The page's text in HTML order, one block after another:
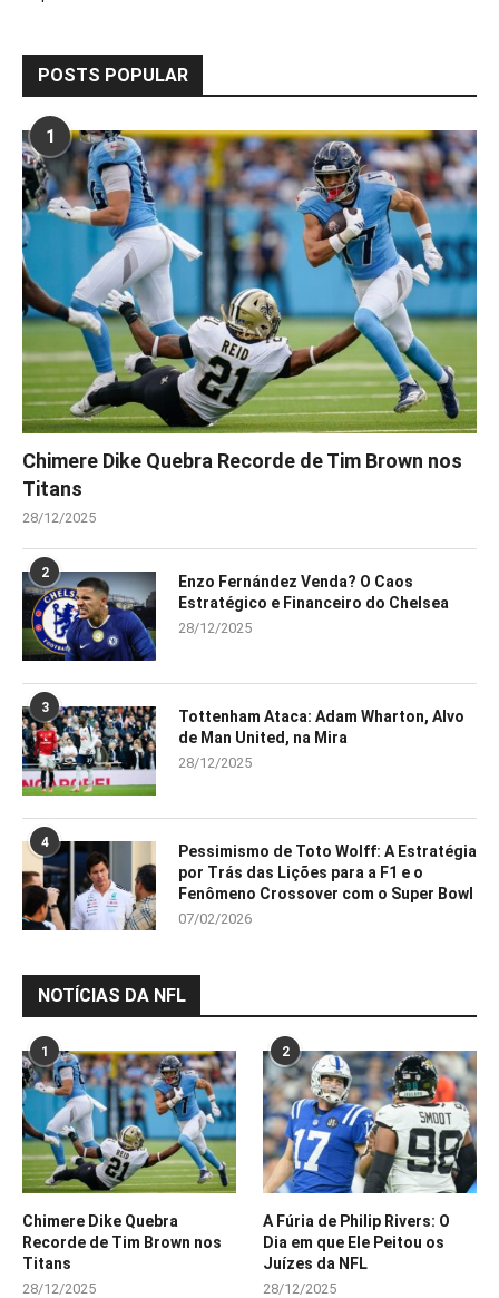
POSTS POPULAR
1
Chimere Dike Quebra Recorde de Tim Brown nos
Titans
28/12/2025
2
Enzo Fernández Venda? O Caos
Estratégico e Financeiro do Chelsea
28/12/2025
3
Tottenham Ataca: Adam Wharton, Alvo
de Man United, na Mira
28/12/2025
4
Pessimismo de Toto Wolff: A Estratégia
por Trás das Lições para a F1 e o
Fenômeno Crossover com o Super Bowl
07/02/2026
NOTÍCIAS DA NFL
1
Chimere Dike Quebra
Recorde de Tim Brown nos
Titans
28/12/2025
2
A Fúria de Philip Rivers: O
Dia em que Ele Peitou os
Juízes da NFL
28/12/2025